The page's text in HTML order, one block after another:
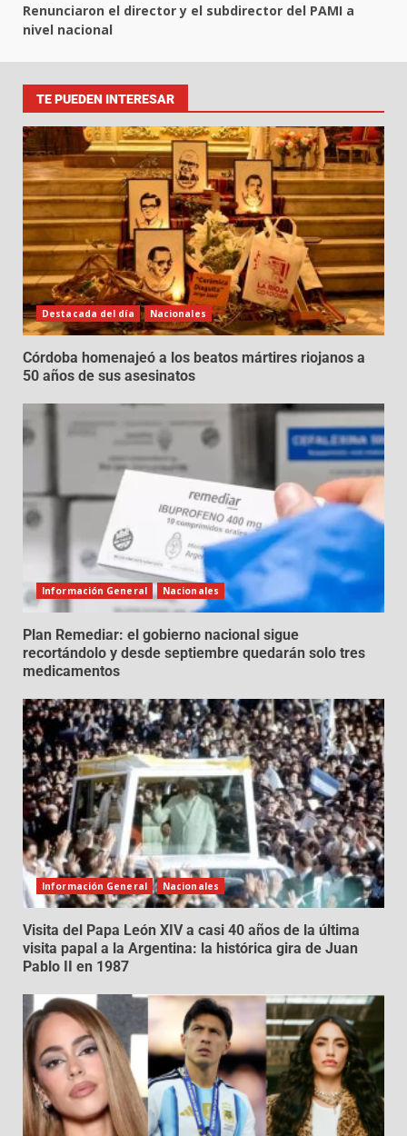
Renunciaron el director y el subdirector del PAMI a
nivel nacional
TE PUEDEN INTERESAR
Destacada del día Nacionales
Córdoba homenajeó a los beatos mártires riojanos a
50 años de sus asesinatos
Información General Nacionales
Plan Remediar: el gobierno nacional sigue
recortándolo y desde septiembre quedarán solo tres
medicamentos
Información General Nacionales
Visita del Papa León XIV a casi 40 años de la última
visita papal a la Argentina: la histórica gira de Juan
Pablo II en 1987